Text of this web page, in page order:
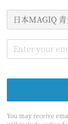
You may receive